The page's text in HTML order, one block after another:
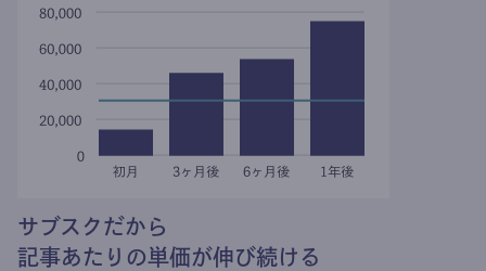
サブスクだから
記事あたりの単価が伸び続ける